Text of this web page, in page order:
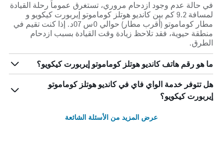
في حالة عدم وجود ازدحام مروري، تستغرق عموماً رحلة القيادة
لمسافة 9.2 كم بين كانديو هوتلز كوماموتو إيربورت كيكويو و
مطار كوماموتو (أقرب مطار) حوالي 0س 07د. إذا كنت تقيم في
منطقة حيوية، فقد تلاحظ زيادة وقت القيادة بسبب ازدحام
الطرق.
ما هو رقم هاتف كانديو هوتلز كوماموتو إيربورت كيكويو؟
هل تتوفر خدمة الواي فاي في كانديو هوتلز كوماموتو
إيربورت كيكويو؟
عرض المزيد من الأسئلة الشائعة